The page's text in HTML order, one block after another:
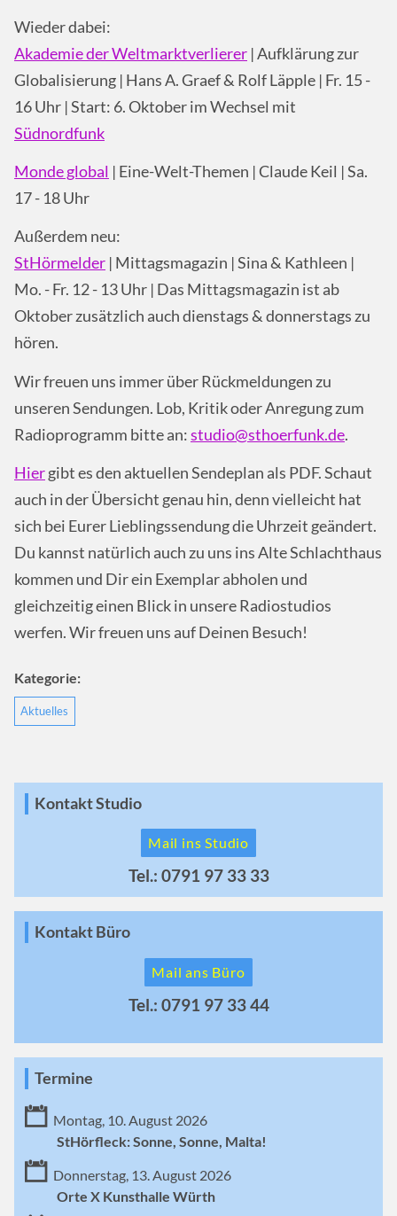
Wieder dabei:
Akademie der Weltmarktverlierer | Aufklärung zur
Globalisierung | Hans A. Graef & Rolf Läpple | Fr. 15 -
16 Uhr | Start: 6. Oktober im Wechsel mit
Südnordfunk
Monde global | Eine-Welt-Themen | Claude Keil | Sa.
17 - 18 Uhr
Außerdem neu:
StHörmelder | Mittagsmagazin | Sina & Kathleen |
Mo. - Fr. 12 - 13 Uhr | Das Mittagsmagazin ist ab
Oktober zusätzlich auch dienstags & donnerstags zu
hören.
Wir freuen uns immer über Rückmeldungen zu
unseren Sendungen. Lob, Kritik oder Anregung zum
Radioprogramm bitte an:studio@sthoerfunk.de.
Hiergibt es den aktuellen Sendeplan als PDF. Schaut
auch in der Übersicht genau hin, denn vielleicht hat
sich bei Eurer Lieblingssendung die Uhrzeit geändert.
Du kannst natürlich auch zu uns ins Alte Schlachthaus
kommen und Dir ein Exemplar abholen und
gleichzeitig einen Blick in unsere Radiostudios
werfen. Wir freuen uns auf Deinen Besuch!
Kategorie:
Aktuelles
Kontakt Studio
Mail ins Studio
Tel.: 0791 97 33 33
Kontakt Büro
Mail ans Büro
Tel.: 0791 97 33 44
Termine
Montag, 10. August 2026
StHörfleck: Sonne, Sonne, Malta!
Donnerstag, 13. August 2026
Orte X Kunsthalle Würth